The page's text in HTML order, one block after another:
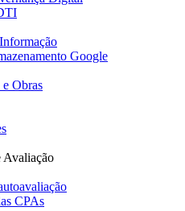
Google
Obras
Avaliação
CPAs